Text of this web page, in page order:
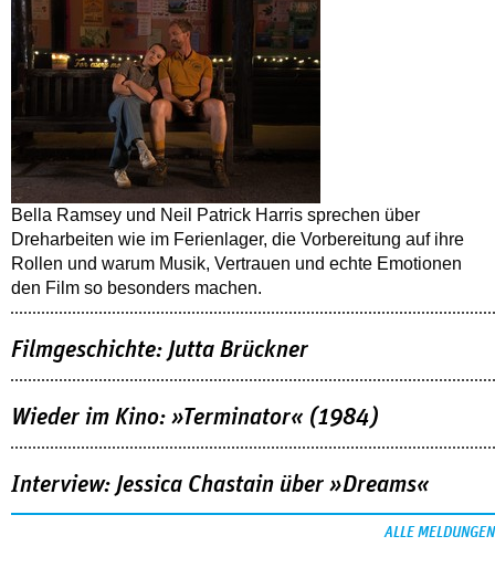
Bella Ramsey und Neil Patrick Harris sprechen über
Dreharbeiten wie im Ferienlager, die Vorbereitung auf ihre
Rollen und warum Musik, Vertrauen und echte Emotionen
den Film so besonders machen.
Filmgeschichte: Jutta Brückner
Wieder im Kino: »Terminator« (1984)
Interview: Jessica Chastain über »Dreams«
ALLE MELDUNGEN